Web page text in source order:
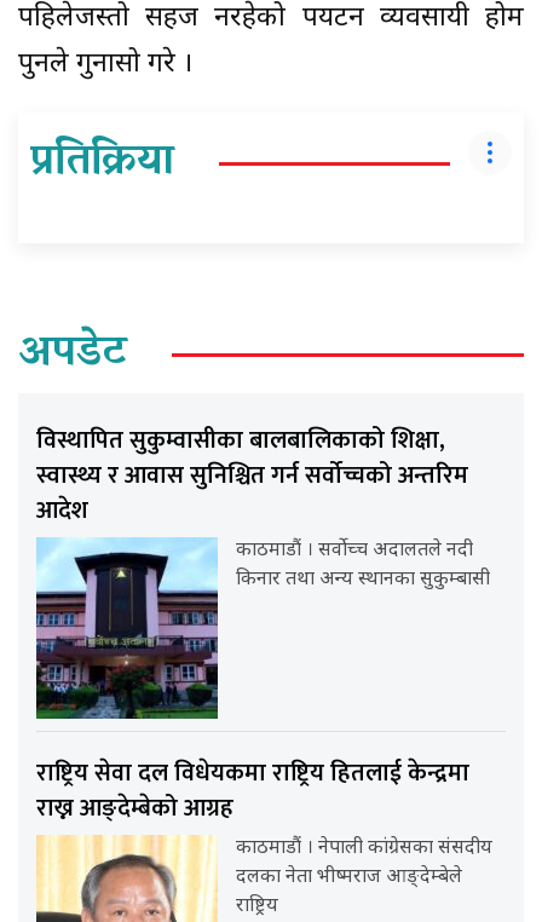
पहिलेजस्तो सहज नरहेको पर्यटन व्यवसायी होम
पुनले गुनासो गरे ।
प्रतिक्रिया
अपडेट
विस्थापित सुकुम्वासीका बालबालिकाको शिक्षा,
स्वास्थ्य र आवास सुनिश्चित गर्न सर्वोच्चको अन्तरिम
आदेश
काठमाडौं । सर्वोच्च अदालतले नदी
किनार तथा अन्य स्थानका सुकुम्बासी
राष्ट्रिय सेवा दल विधेयकमा राष्ट्रिय हितलाई केन्द्रमा
राख्न आङ्देम्बेको आग्रह
काठमाडौं । नेपाली कांग्रेसका संसदीय
दलका नेता भीष्मराज आङ्देम्बेले
राष्ट्रिय